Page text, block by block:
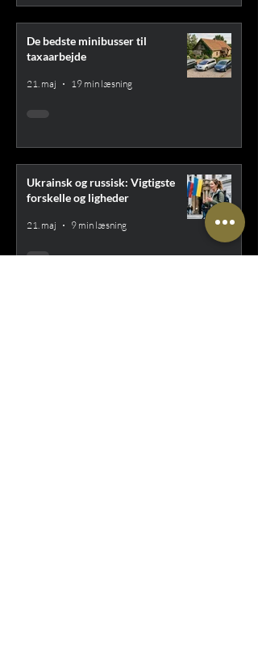
De bedste minibusser til
taxaarbejde
21. maj 19 min læsning
Ukrainsk og russisk: Vigtigste
forskelle og ligheder
21. maj 9 min læsning